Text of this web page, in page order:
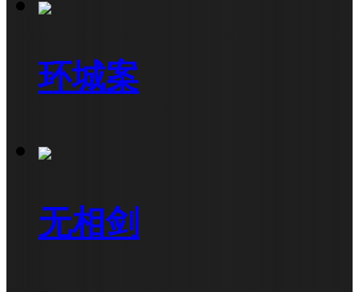
环城案
无相剑